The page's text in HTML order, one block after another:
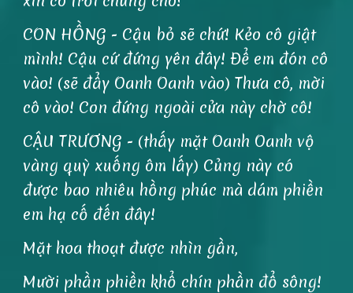
CON HỒNG - Cậu bỏ sẽ chứ! Kẻo cô giật
mình! Cậu cứ đứng yên đây! Để em đón cô
vào! (sẽ đẩy Oanh Oanh vào) Thưa cô, mời
cô vào! Con đứng ngoài cửa này chờ cô!
CẬU TRƯƠNG - (thấy mặt Oanh Oanh vộ
vàng quỳ xuống ôm lấy) Củng này có
được bao nhiêu hồng phúc mà dám phiền
em hạ cố đến đây!
Mặt hoa thoạt được nhìn gần,
Mười phần phiền khổ chín phần đổ sông!